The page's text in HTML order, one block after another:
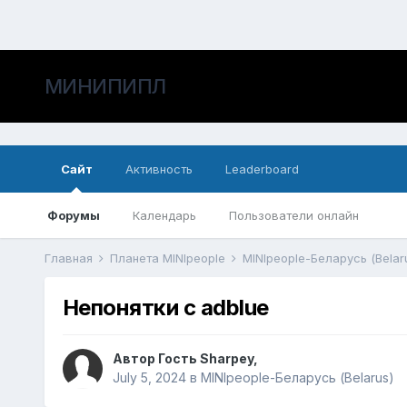
МИНИПИПЛ
Сайт
Форумы Календарь Пользователи онлайн
Активность Leaderboard
Главная Планета MINIpeople MINIpeople-Беларусь
Непонятки с adblue
Автор Гость Sharpey,
July 5, 2024в MINIpeople-Беларусь (Belarus)